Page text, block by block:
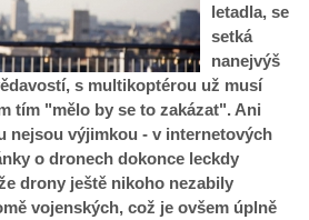
letadla, se
setká
nanejvýš
s multikoptérou už musí
tím "mělo by se to zakázat". Ani
nejsou výjimkou - v internetových
o dronech dokonce leckdy
drony ještě nikoho nezabily
vojenských, což je ovšem úplně